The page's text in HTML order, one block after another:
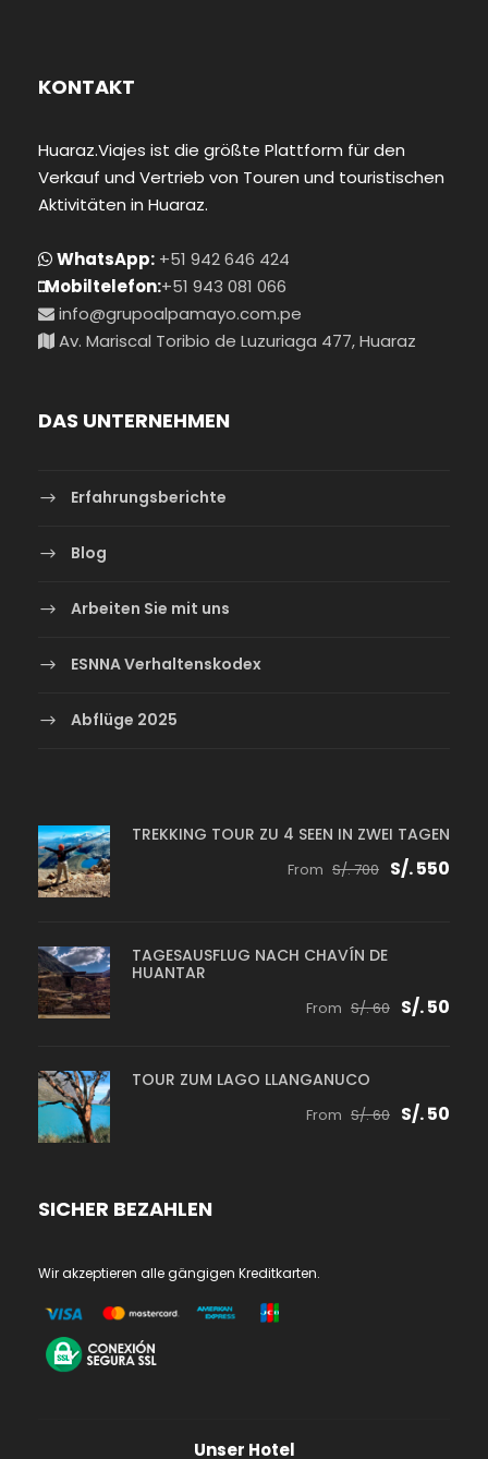
KONTAKT
Huaraz.Viajes ist die größte Plattform für den
Verkauf und Vertrieb von Touren und touristischen
Aktivitäten in Huaraz.
WhatsApp: +51 942 646 424
Mobiltelefon:+51 943 081 066
info@grupoalpamayo.com.pe
Av. Mariscal Toribio de Luzuriaga 477, Huaraz
DAS UNTERNEHMEN
Erfahrungsberichte
Blog
Arbeiten Sie mit uns
ESNNA Verhaltenskodex
Abflüge 2025
TREKKING TOUR ZU 4 SEEN IN ZWEI TAGEN
From S/. 700 S/. 550
TAGESAUSFLUG NACH CHAVÍN DE
HUANTAR
From S/. 60 S/. 50
TOUR ZUM LAGO LLANGANUCO
From S/. 60 S/. 50
SICHER BEZAHLEN
Wir akzeptieren alle gängigen Kreditkarten.
Unser Hotel